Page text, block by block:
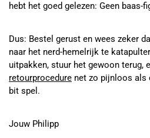
hebt het goed gelezen: Geen baas-
Dus: Bestel gerust en wees zeker
naar het nerd-hemelrijk te
uitpakken, stuur het gewoon terug,
retourprocedure net zo pijnloos als
bit spel.
Jouw Philipp